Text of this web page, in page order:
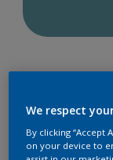
We respect
By clicking “Accept
on your device to